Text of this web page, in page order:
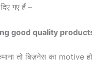
गए हैं –
good quality
तो बिज़नेस का motive